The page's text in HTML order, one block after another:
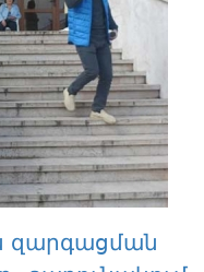
զարգացման